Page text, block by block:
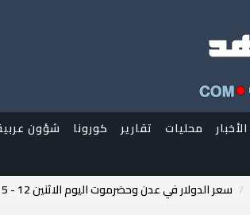
محليات تقارير كورونا شؤون
سعر الدولار في عدن وحضرموت اليوم الاثنين 12 - 5 - 2025